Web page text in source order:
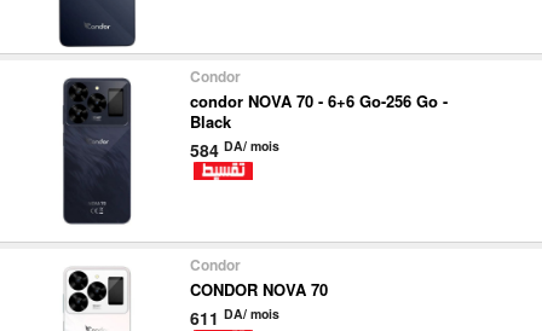
Condor
condor NOVA 70 - 6+6 Go-256 Go -
Black
584 DA/ mois
Condor
CONDOR NOVA 70
611 DA/ mois